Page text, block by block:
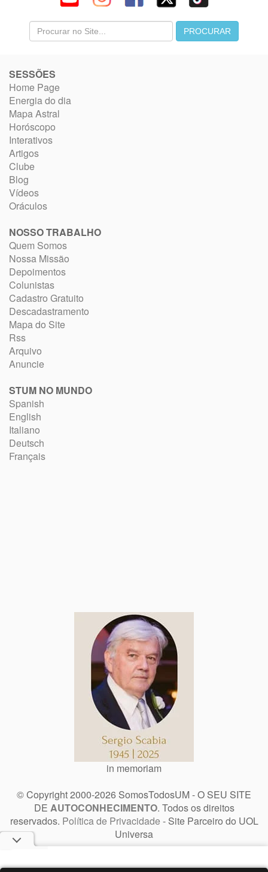
SESSÕES
Home Page
Energia do dia
Mapa Astral
Horóscopo
Interativos
Artigos
Clube
Blog
Vídeos
Oráculos
NOSSO TRABALHO
Quem Somos
Nossa Missão
Depoimentos
Colunistas
Cadastro Gratuito
Descadastramento
Mapa do Site
Rss
Arquivo
Anuncie
STUM NO MUNDO
Spanish
English
Italiano
Deutsch
Français
in memoriam
© Copyright 2000-2026 SomosTodosUM - O SEU SITE
DE AUTOCONHECIMENTO. Todos os direitos
reservados. Política de Privacidade - Site Parceiro do UOL
Universa